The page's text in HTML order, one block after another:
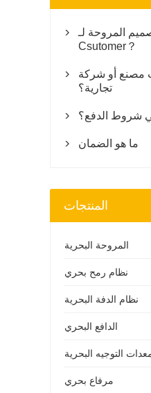

المروحة لـ
Csutomer？

مصنع أو شركة
تجارية؟
 شروط الدفع؟
 ما هو الضمان
المنتجات
المروحة البحرية
نظام رمح بحري
نظام الدفة البحرية
الدافع البحري
التوجيه البحرية
مرفاع بحري